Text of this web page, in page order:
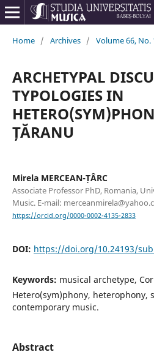
Home / Archives / Volume 66, No.
ARCHETYPAL
TYPOLOGIES IN
ȚĂRANU
Mirela MERCEAN-ȚÂRC
Associate Professor PhD, Romania,
Music. E-mail:
https://orcid.org/0000-0002-4135-2833
DOI: https://doi.org/10.24193/
Keywords: musical archetype,
Hetero(sym)phony, heterophony,
contemporary music.
Abstract